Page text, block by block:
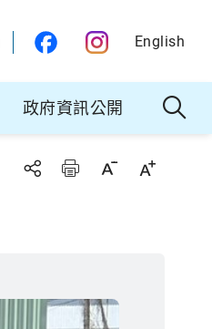
English
政府資訊公開